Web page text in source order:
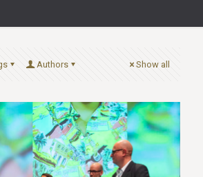
Authors Show all